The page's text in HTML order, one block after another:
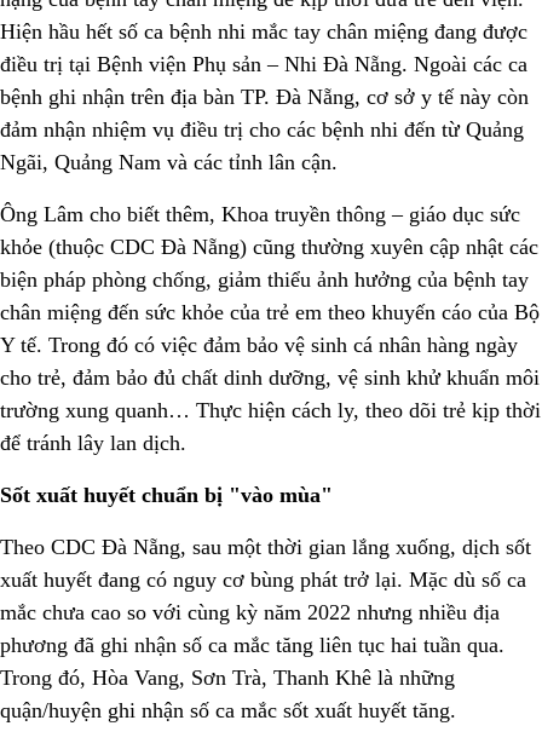
Hiện hầu hết số ca bệnh nhi mắc tay chân miệng đang được
điều trị tại Bệnh viện Phụ sản – Nhi Đà Nẵng. Ngoài các ca
bệnh ghi nhận trên địa bàn TP. Đà Nẵng, cơ sở y tế này còn
đảm nhận nhiệm vụ điều trị cho các bệnh nhi đến từ Quảng
Ngãi, Quảng Nam và các tỉnh lân cận.
Ông Lâm cho biết thêm, Khoa truyền thông – giáo dục sức
khỏe (thuộc CDC Đà Nẵng) cũng thường xuyên cập nhật các
biện pháp phòng chống, giảm thiểu ảnh hưởng của bệnh tay
chân miệng đến sức khỏe của trẻ em theo khuyến cáo của Bộ
Y tế. Trong đó có việc đảm bảo vệ sinh cá nhân hàng ngày
cho trẻ, đảm bảo đủ chất dinh dưỡng, vệ sinh khử khuẩn môi
trường xung quanh… Thực hiện cách ly, theo dõi trẻ kịp thời
để tránh lây lan dịch.
Sốt xuất huyết chuẩn bị "vào mùa"
Theo CDC Đà Nẵng, sau một thời gian lắng xuống, dịch sốt
xuất huyết đang có nguy cơ bùng phát trở lại. Mặc dù số ca
mắc chưa cao so với cùng kỳ năm 2022 nhưng nhiều địa
phương đã ghi nhận số ca mắc tăng liên tục hai tuần qua.
Trong đó, Hòa Vang, Sơn Trà, Thanh Khê là những
quận/huyện ghi nhận số ca mắc sốt xuất huyết tăng.